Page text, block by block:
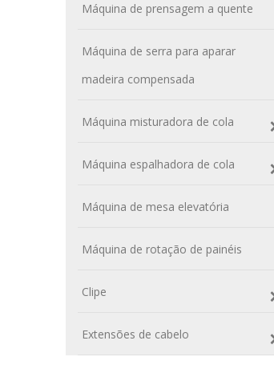
Máquina de prensagem a quente
Máquina de serra para aparar
madeira compensada
Máquina misturadora de cola
Máquina espalhadora de cola
Máquina de mesa elevatória
Máquina de rotação de painéis
Clipe
Extensões de cabelo